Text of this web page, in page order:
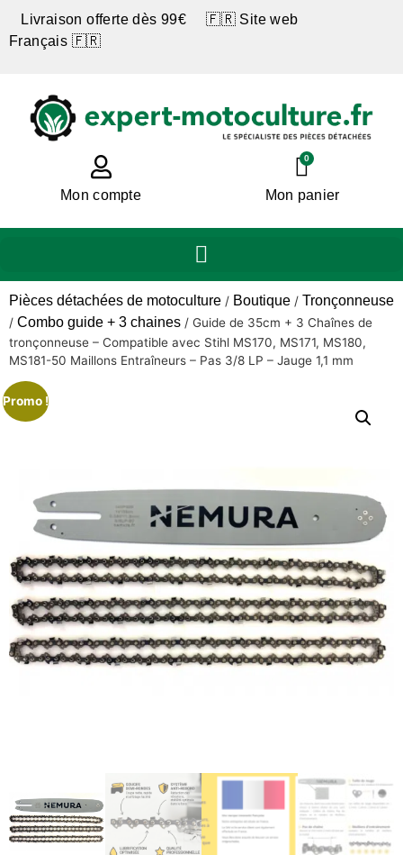
Livraison offerte dès 99€ 🇫🇷 Site web
Français 🇫🇷
Mon compte
0
Mon panier
Pièces détachées de motoculture / Boutique / Tronçonneuse
/ Combo guide + 3 chaines / Guide de 35cm + 3 Chaînes de
tronçonneuse – Compatible avec Stihl MS170, MS171, MS180,
MS181-50 Maillons Entraîneurs – Pas 3/8 LP – Jauge 1,1 mm
Promo !